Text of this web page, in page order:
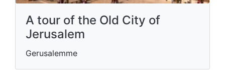
A tour of the Old City of
Jerusalem
Gerusalemme